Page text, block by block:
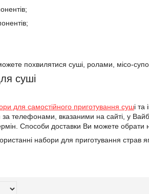
похвилятися суші, ролами, місо-
суші
для самостійного приготування суші
телефонами, вказаними на сайті, у
Способи доставки Ви можете
набори для приготування страв